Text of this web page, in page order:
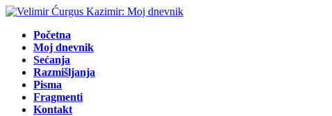
Početna
Moj dnevnik
Sećanja
Razmišljanja
Pisma
Fragmenti
Kontakt